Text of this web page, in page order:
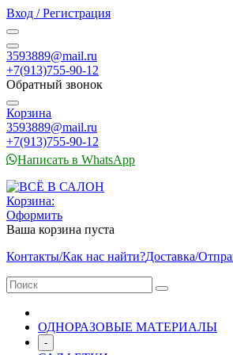
Вход / Регистрация
3593889@mail.ru
+7(913)755-90-12
Обратный звонок
Корзина
3593889@mail.ru
+7(913)755-90-12
Написать в WhatsApp
Корзина:
Оформить
Ваша корзина пуста
Контакты/Как нас найти?Доставка/
ОДНОРАЗОВЫЕ МАТЕРИАЛЫ
-